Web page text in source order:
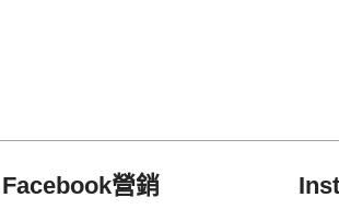
Facebook營銷